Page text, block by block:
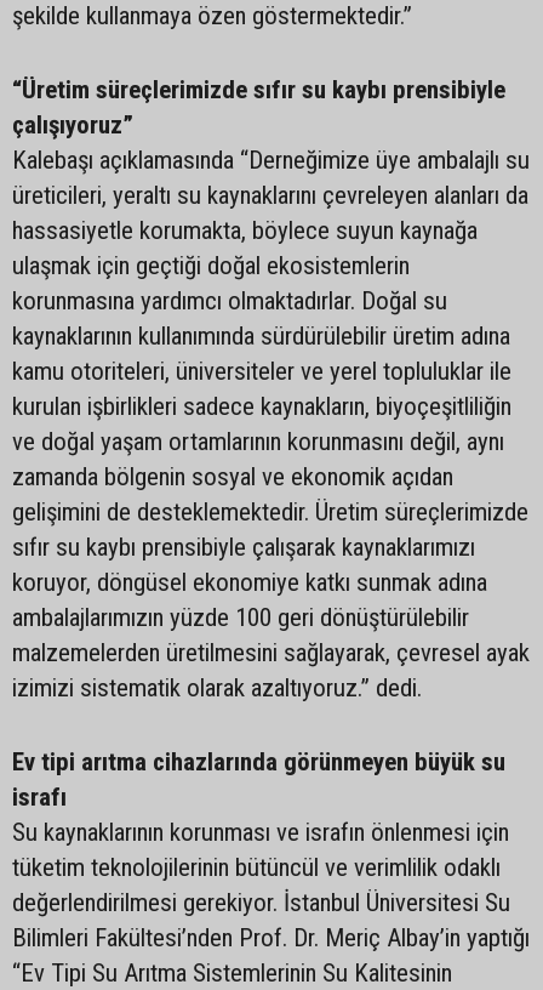
şekilde kullanmaya özen göstermektedir.”
“Üretim süreçlerimizde sıfır su kaybı prensibiyle
çalışıyoruz”
Kalebaşı açıklamasında “Derneğimize üye ambalajlı su
üreticileri, yeraltı su kaynaklarını çevreleyen alanları da
hassasiyetle korumakta, böylece suyun kaynağa
ulaşmak için geçtiği doğal ekosistemlerin
korunmasına yardımcı olmaktadırlar. Doğal su
kaynaklarının kullanımında sürdürülebilir üretim adına
kamu otoriteleri, üniversiteler ve yerel topluluklar ile
kurulan işbirlikleri sadece kaynakların, biyoçeşitliliğin
ve doğal yaşam ortamlarının korunmasını değil, aynı
zamanda bölgenin sosyal ve ekonomik açıdan
gelişimini de desteklemektedir. Üretim süreçlerimizde
sıfır su kaybı prensibiyle çalışarak kaynaklarımızı
koruyor, döngüsel ekonomiye katkı sunmak adına
ambalajlarımızın yüzde 100 geri dönüştürülebilir
malzemelerden üretilmesini sağlayarak, çevresel ayak
izimizi sistematik olarak azaltıyoruz.” dedi.
Ev tipi arıtma cihazlarında görünmeyen büyük su
israfı
Su kaynaklarının korunması ve israfın önlenmesi için
tüketim teknolojilerinin bütüncül ve verimlilik odaklı
değerlendirilmesi gerekiyor. İstanbul Üniversitesi Su
Bilimleri Fakültesi’nden Prof. Dr. Meriç Albay’in yaptığı
“Ev Tipi Su Arıtma Sistemlerinin Su Kalitesinin